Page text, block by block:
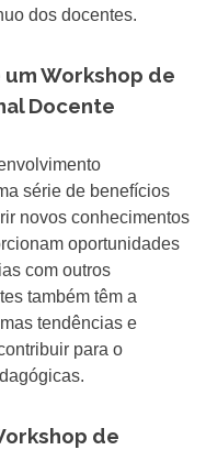
dos docentes.
Workshop de
Docente
série de benefícios
novos conhecimentos
oportunidades
com outros
também têm a
tendências e
para o
de